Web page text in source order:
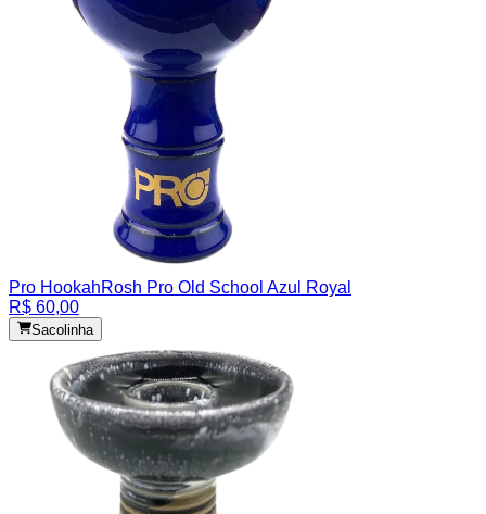
Pro HookahRosh Pro Old School Azul Royal
R$ 60,00
Sacolinha